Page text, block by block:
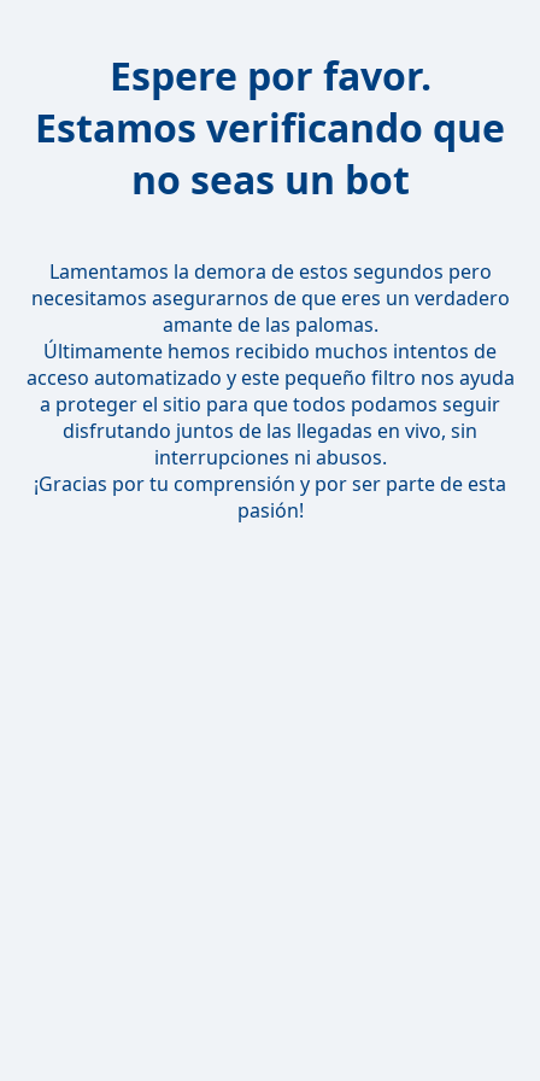
Espere por favor.
Estamos verificando que
no seas un bot
Lamentamos la demora de estos segundos pero
necesitamos asegurarnos de que eres un verdadero
amante de las palomas.
Últimamente hemos recibido muchos intentos de
acceso automatizado y este pequeño filtro nos ayuda
a proteger el sitio para que todos podamos seguir
disfrutando juntos de las llegadas en vivo, sin
interrupciones ni abusos.
¡Gracias por tu comprensión y por ser parte de esta
pasión!